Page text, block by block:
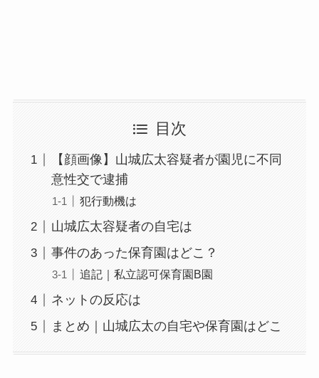
目次
【顔画像】山城広太容疑者が園児に不同
意性交で逮捕
犯行動機は
山城広太容疑者の自宅は
事件のあった保育園はどこ？
追記｜私立認可保育園B園
ネットの反応は
まとめ｜山城広太の自宅や保育園はどこ